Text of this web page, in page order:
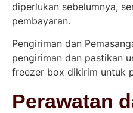
diperlukan sebelumnya,
pembayaran.
Pengiriman dan
pengiriman dan pastikan
freezer box dikirim untuk
Perawatan